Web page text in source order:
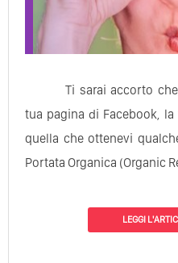
Ti sarai accorto
tua pagina di Facebook,
quella che ottenevi
Portata Organica (Organic
LEGGI